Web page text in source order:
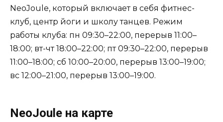
NeoJoule, который включает в себя фитнес-
клуб, центр йоги и школу танцев. Режим
работы клуба: пн 09:30–22:00, перерыв 11:00–
18:00; вт-чт 18:00–22:00; пт 09:30–22:00, перерыв
11:00–18:00; сб 10:00–20:00, перерыв 13:00–19:00;
вс 12:00–21:00, перерыв 13:00–19:00.
NeoJoule на карте